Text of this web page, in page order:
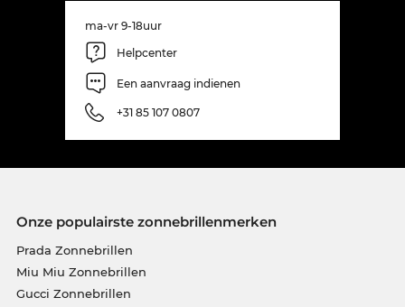
ma-vr 9-18uur
Helpcenter
Een aanvraag indienen
+31 85 107 0807
Onze populairste zonnebrillenmerken
Prada Zonnebrillen
Miu Miu Zonnebrillen
Gucci Zonnebrillen